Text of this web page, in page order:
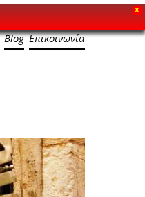
X
Blog Επικοινωνία